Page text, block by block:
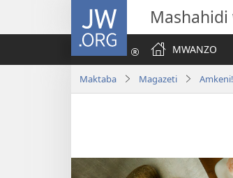
JW.ORG Mashahidi
MWANZO
Maktaba Magazeti